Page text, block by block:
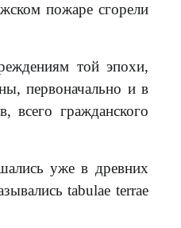
пожаре сгорели
той эпохи,
первоначально и в
всего гражданского
уже в древних
tabulae terrae